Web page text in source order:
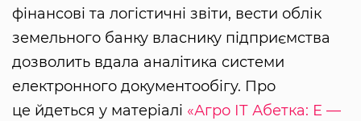
фінансові та логістичні звіти, вести облік
земельного банку власнику підприємства
дозволить вдала аналітика системи
електронного документообігу. Про
це йдеться у матеріалі «Агро ІТ Абетка: Е —